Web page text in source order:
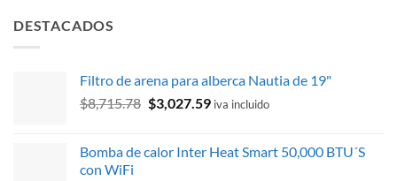
DESTACADOS
Filtro de arena para alberca Nautia de 19"
$8,715.78 El
era:
$3,027.59El
es:
iva incluido
Bomba de calor Inter Heat Smart 50,000 BTU´S
con WiFi